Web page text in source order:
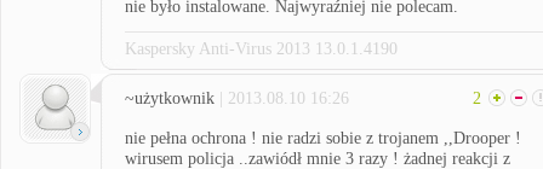
nie było instalowane. Najwyraźniej nie polecam.
Kaspersky Anti-Virus 2013 13.0.1.4190
~użytkownik | 2013.08.10 16:26 2
nie pełna ochrona ! nie radzi sobie z trojanem ,,Drooper !
wirusem policja ..zawiódł mnie 3 razy ! żadnej reakcji z